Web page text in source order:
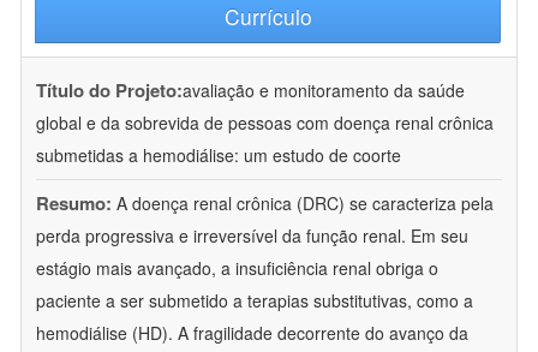
Currículo
Título do Projeto:avaliação e monitoramento da saúde
global e da sobrevida de pessoas com doença renal crônica
submetidas a hemodiálise: um estudo de coorte
Resumo: A doença renal crônica (DRC) se caracteriza pela
perda progressiva e irreversível da função renal. Em seu
estágio mais avançado, a insuficiência renal obriga o
paciente a ser submetido a terapias substitutivas, como a
hemodiálise (HD). A fragilidade decorrente do avanço da